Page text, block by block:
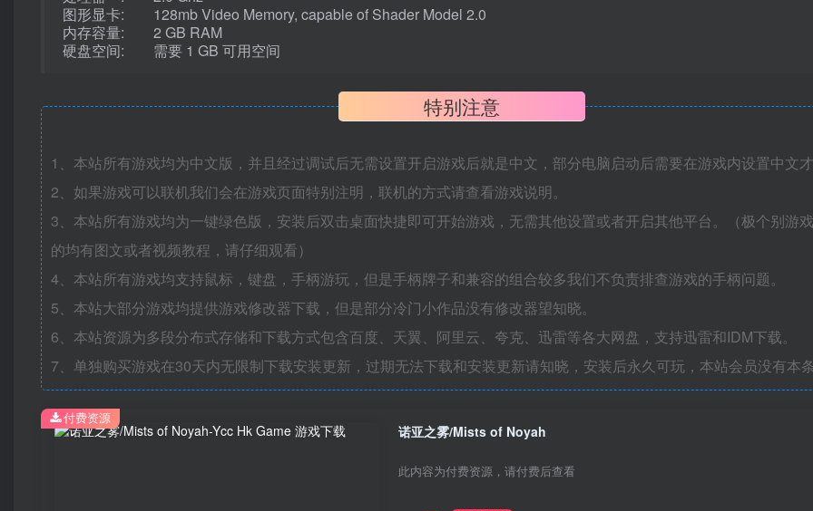
图形显卡: 128mb Video Memory, capable of Shader Model 2.0
内存容量: 2 GB RAM
硬盘空间: 需要 1 GB 可用空间
特别注意
1、本站所有游戏均为中文版，并且经过调试后无需设置开启游戏后就是中文，部分电脑启动后需要在游戏内设置中文才
2、如果游戏可以联机我们会在游戏页面特别注明，联机的方式请查看游戏说明。
3、本站所有游戏均为一键绿色版，安装后双击桌面快捷即可开始游戏，无需其他设置或者开启其他平台。（极个别游
的均有图文或者视频教程，请仔细观看）
4、本站所有游戏均支持鼠标，键盘，手柄游玩，但是手柄牌子和兼容的组合较多我们不负责排查游戏的手柄问题。
5、本站大部分游戏均提供游戏修改器下载，但是部分冷门小作品没有修改器望知晓。
6、本站资源为多段分布式存储和下载方式包含百度、天翼、阿里云、夸克、迅雷等各大网盘，支持迅雷和IDM下载。
7、单独购买游戏在30天内无限制下载安装更新，过期无法下载和安装更新请知晓，安装后永久可玩，本站会员没有本条
诺亚之雾/Mists of Noyah
此内容为付费资源，请付费后查看
付费资源